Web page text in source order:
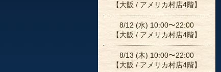
【大阪 / アメリカ村店4階】
8/12 (水) 10:00〜22:00
【大阪 / アメリカ村店4階】
8/13 (木) 10:00〜22:00
【大阪 / アメリカ村店4階】